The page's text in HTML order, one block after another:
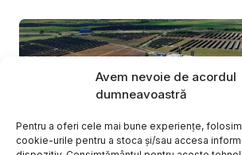
Avem nevoie de acordul
dumneavoastră
Pentru a oferi cele mai bune experiențe,
cookie-urile pentru a stoca și/sau accesa